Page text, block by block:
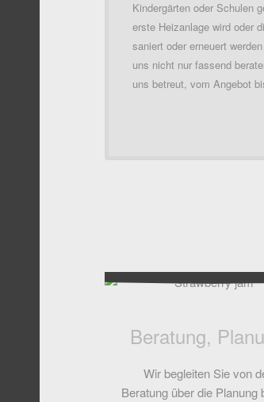
Kindergärten oder Schulen
erste Heizanlage wird oder
saniert oder erneuert
uns nicht nur fassend
uns betreut, vom Angebot
Beratung,
Wir begleiten Sie von
Beratung über die Planung